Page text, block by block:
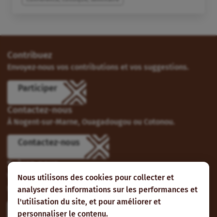
Nous utilisons des cookies pour collecter et
analyser des informations sur les performances et
l'utilisation du site, et pour améliorer et
personnaliser le contenu.
Contribuez
Envoyez-nous vos contributions et vos suggestions.
Participer
Contactez-nous
À Nogent-sur-Marne, Ouagadougou ou Cotonou.
Contactez-nous
Suivez-nous
Vous pouvez aussi vous abonner à nos flux RSS et nous
suivre sur les réseaux sociaux.